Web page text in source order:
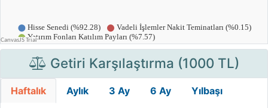
Getiri Karşılaştırma (1000 TL)
Haftalık Aylık 3 Ay 6 Ay Yılbaşı